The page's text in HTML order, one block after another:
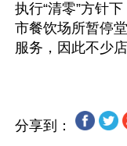
执行“清零”方针
市餐饮场所暂停
分享到：